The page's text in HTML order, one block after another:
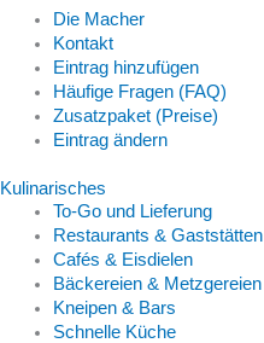
Die Macher
Kontakt
Eintrag hinzufügen
Häufige Fragen (FAQ)
Zusatzpaket (Preise)
Eintrag ändern
Kulinarisches
To-Go und Lieferung
Restaurants & Gaststätten
Cafés & Eisdielen
Bäckereien & Metzgereien
Kneipen & Bars
Schnelle Küche